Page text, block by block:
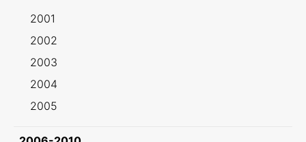
2001
2002
2003
2004
2005